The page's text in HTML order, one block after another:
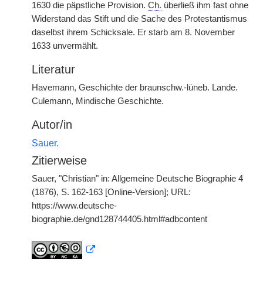
1630 die päpstliche Provision. Ch. überließ ihm fast ohne
Widerstand das Stift und die Sache des Protestantismus
daselbst ihrem Schicksale. Er starb am 8. November
1633 unvermählt.
Literatur
Havemann, Geschichte der braunschw.-lüneb. Lande.
Culemann, Mindische Geschichte.
Autor/in
Sauer.
Zitierweise
Sauer, "Christian" in: Allgemeine Deutsche Biographie 4
(1876), S. 162-163 [Online-Version]; URL:
https://www.deutsche-
biographie.de/gnd128744405.html#adbcontent